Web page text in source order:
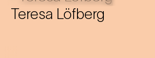
Teresa Löfberg